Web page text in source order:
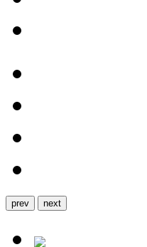
prev next